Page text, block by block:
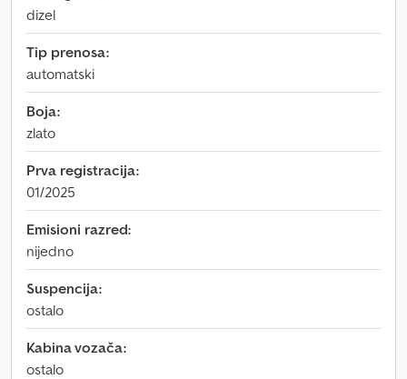
dizel
Tip prenosa:
automatski
Boja:
zlato
Prva registracija:
01/2025
Emisioni razred:
nijedno
Suspencija:
ostalo
Kabina vozača:
ostalo